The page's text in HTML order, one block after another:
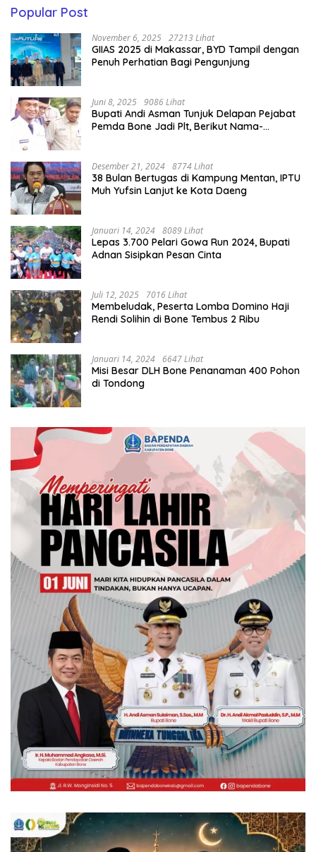
Popular Post
November 6, 2025 27213 Lihat
GIIAS 2025 di Makassar, BYD Tampil dengan
Penuh Perhatian Bagi Pengunjung
Juni 8, 2025 9086 Lihat
Bupati Andi Asman Tunjuk Delapan Pejabat
Pemda Bone Jadi Plt, Berikut Nama-
Desember 21, 2024 8774 Lihat
38 Bulan Bertugas di Kampung Mentan, IPTU
Muh Yufsin Lanjut ke Kota Daeng
Januari 14, 2024 8089 Lihat
Lepas 3.700 Pelari Gowa Run 2024, Bupati
Adnan Sisipkan Pesan Cinta
Juli 12, 2025 7016 Lihat
Membeludak, Peserta Lomba Domino Haji
Rendi Solihin di Bone Tembus 2 Ribu
Januari 14, 2024 6647 Lihat
Misi Besar DLH Bone Penanaman 400 Pohon
di Tondong